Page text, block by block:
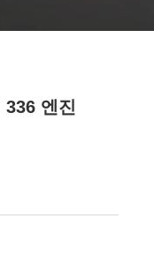
엔진